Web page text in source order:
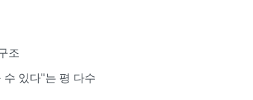
조
있다"는 평 다수